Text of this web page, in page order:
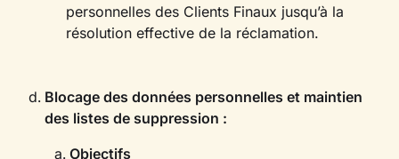
personnelles des Clients Finaux jusqu’à la
résolution effective de la réclamation.
Blocage des données personnelles et maintien
des listes de suppression :
Objectifs